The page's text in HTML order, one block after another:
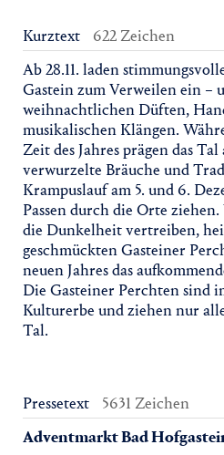
Kurztext 622 Zeichen
Ab 28.11. laden
Gastein zum Verweilen ein –
weihnachtlichen Düften,
musikalischen Klängen.
Zeit des Jahres prägen das
verwurzelte Bräuche und
Krampuslauf am 5. und 6.
Passen durch die Orte
die Dunkelheit vertreiben,
geschmückten Gasteiner
neuen Jahres das
Die Gasteiner Perchten sind
Kulturerbe und ziehen nur
Tal.
Pressetext 5631 Zeichen
Adventmarkt Bad